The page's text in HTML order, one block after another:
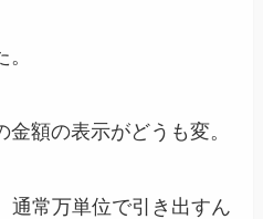
額の表示がどうも変。
通常万単位で引き出すん